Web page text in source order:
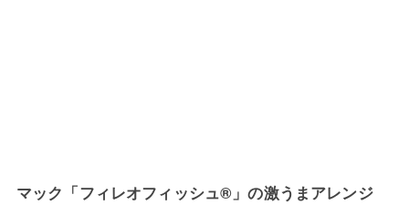
マック「フィレオフィッシュ®」の激うまアレンジ